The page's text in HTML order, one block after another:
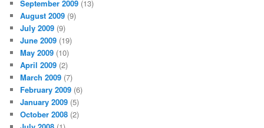
September 2009 (13)
August 2009 (9)
July 2009 (9)
June 2009 (19)
May 2009 (10)
April 2009 (2)
March 2009 (7)
February 2009 (6)
January 2009 (5)
October 2008 (2)